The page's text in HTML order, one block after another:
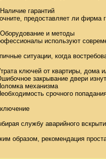
гарантий
предоставляет ли фирма
и методы
используют
ситуации, когда
ключей от квартиры, дома
закрывание двери
механизма
срочного
службу аварийного
образом, рекомендация